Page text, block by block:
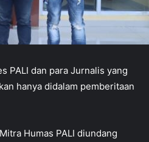
PALI dan para Jurnalis yang
hanya didalam pemberitaan
Humas PALI diundang